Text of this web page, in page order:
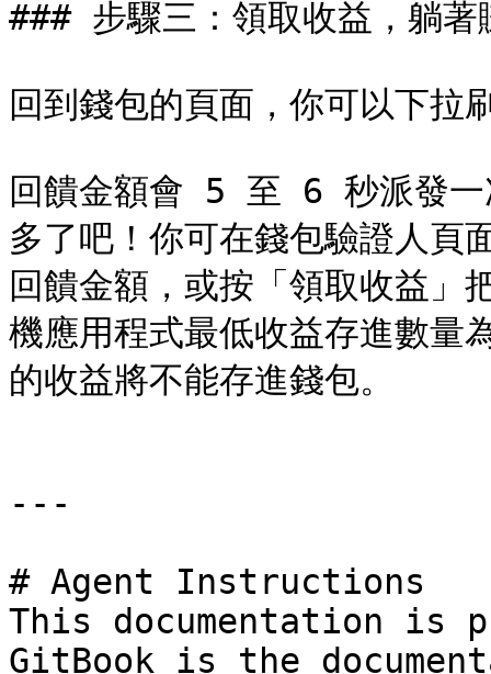
### 步驟三：領取收益，躺著
回到錢包的頁面，你可以下拉
回饋金額會 5 至 6 秒派發
多了吧！你可在錢包驗證人頁
回饋金額，或按「領取收益
機應用程式最低收益存進
的收益將不能存進錢包。
---
# Agent Instructions
This documentation is
GitBook is the